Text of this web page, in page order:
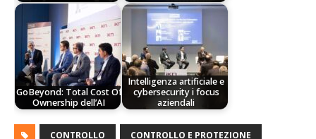
GoBeyond: Total Cost Of
Ownership dell’AI
Intelligenza artificiale e
cybersecurity i focus
aziendali
CONTROLLO CONTROLLO E PROTEZIONE